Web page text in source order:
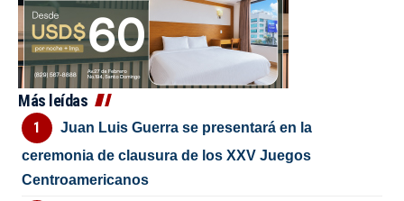
Más leídas
Juan Luis Guerra se presentará en la
ceremonia de clausura de los XXV Juegos
Centroamericanos